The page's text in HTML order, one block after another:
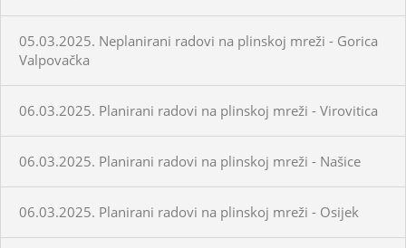
05.03.2025. Neplanirani radovi na plinskoj mreži - Gorica
Valpovačka
06.03.2025. Planirani radovi na plinskoj mreži - Virovitica
06.03.2025. Planirani radovi na plinskoj mreži - Našice
06.03.2025. Planirani radovi na plinskoj mreži - Osijek